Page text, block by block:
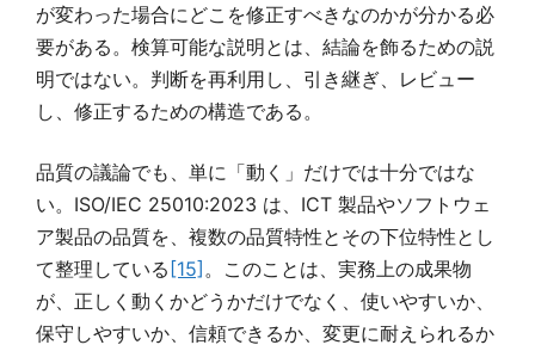
が変わった場合にどこを修正すべきなのかが分かる必
要がある。検算可能な説明とは、結論を飾るための説
明ではない。判断を再利用し、引き継ぎ、レビュー
し、修正するための構造である。
品質の議論でも、単に「動く」だけでは十分ではな
い。ISO/IEC 25010:2023 は、ICT 製品やソフトウェ
ア製品の品質を、複数の品質特性とその下位特性とし
て整理している[15] 。このことは、実務上の成果物
が、正しく動くかどうかだけでなく、使いやすいか、
保守しやすいか、信頼できるか、変更に耐えられるか